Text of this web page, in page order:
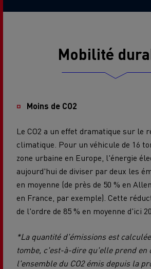
Mobilité
Moins de CO2
Le CO2 a un effet dramatique sur le
climatique. Pour un véhicule de 16
zone urbaine en Europe, l'énergie
aujourd'hui de diviser par deux les
en moyenne (de près de 50 % en
en France, par exemple). Cette
de l'ordre de 85 % en moyenne d'ici
*La quantité d'émissions est
tombe, c'est-à-dire qu'elle prend en
l'ensemble du CO2 émis depuis la